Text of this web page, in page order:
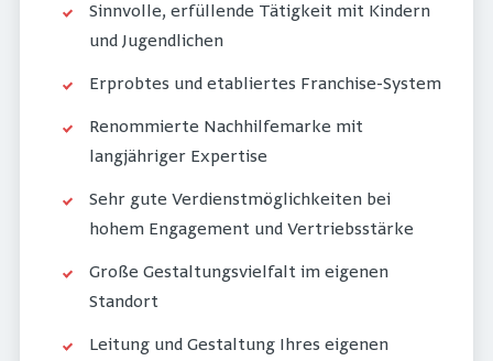
Sinnvolle, erfüllende Tätigkeit mit Kindern
und Jugendlichen
Erprobtes und etabliertes Franchise-System
Renommierte Nachhilfemarke mit
langjähriger Expertise
Sehr gute Verdienstmöglichkeiten bei
hohem Engagement und Vertriebsstärke
Große Gestaltungsvielfalt im eigenen
Standort
Leitung und Gestaltung Ihres eigenen